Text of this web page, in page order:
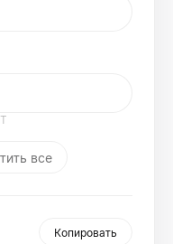
все
Копировать